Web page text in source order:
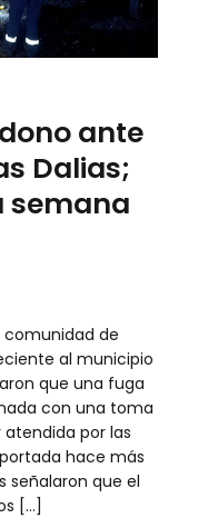
ante
Dalias;
semana
comunidad de
al municipio
que una fuga
con una toma
por las
hace más
señalaron que el
[…]